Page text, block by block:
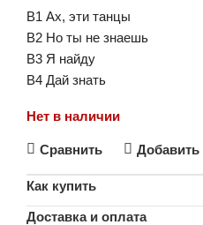
B1 Ах, эти танцы
B2 Но ты не знаешь
B3 Я найду
B4 Дай знать
Нет в наличии
Сравнить Добавить
Как купить
Доставка и оплата